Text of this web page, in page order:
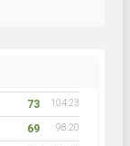
73 104:23
69 98:20